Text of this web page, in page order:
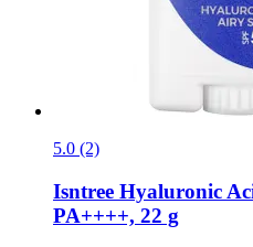
5.0 (2)
Isntree Hyaluronic
PA++++, 22 g